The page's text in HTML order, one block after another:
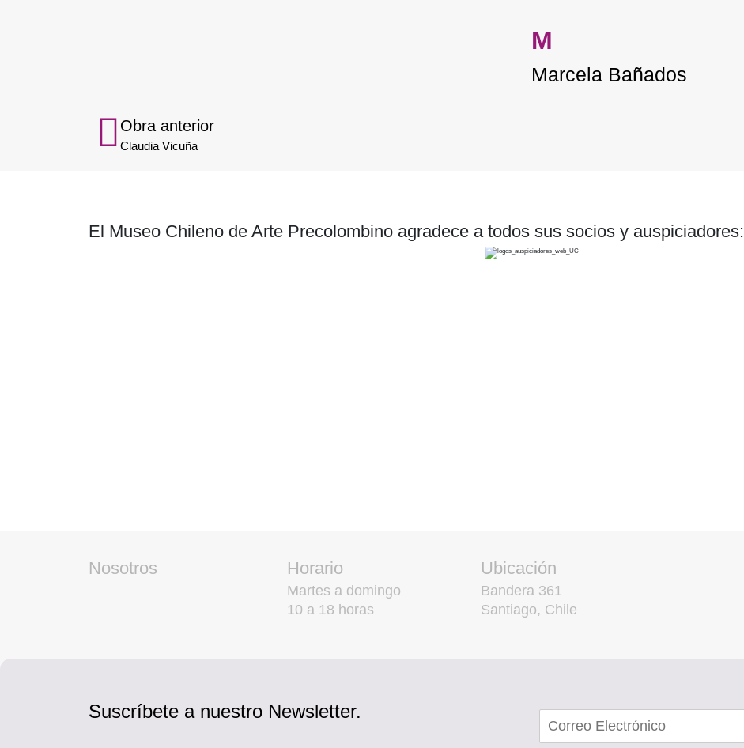
M
Marcela Bañados
Obra anterior
Claudia Vicuña
El Museo Chileno de Arte Precolombino agradece a todos sus socios y auspiciadores:
Nosotros Horario
Martes a domingo
10 a 18 horas
Ubicación
Bandera 361
Santiago, Chile
Suscríbete a nuestro Newsletter.